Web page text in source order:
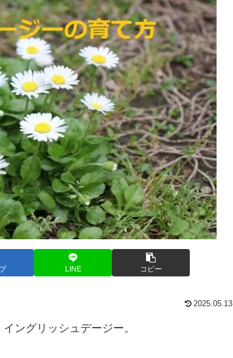
LINE コピー
2025.05.13
ングリッシュデージー。